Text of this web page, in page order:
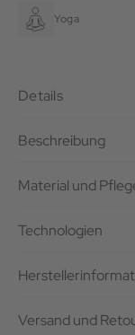
Yoga
Details
Beschreibung
Material und
Technologien
Versand und